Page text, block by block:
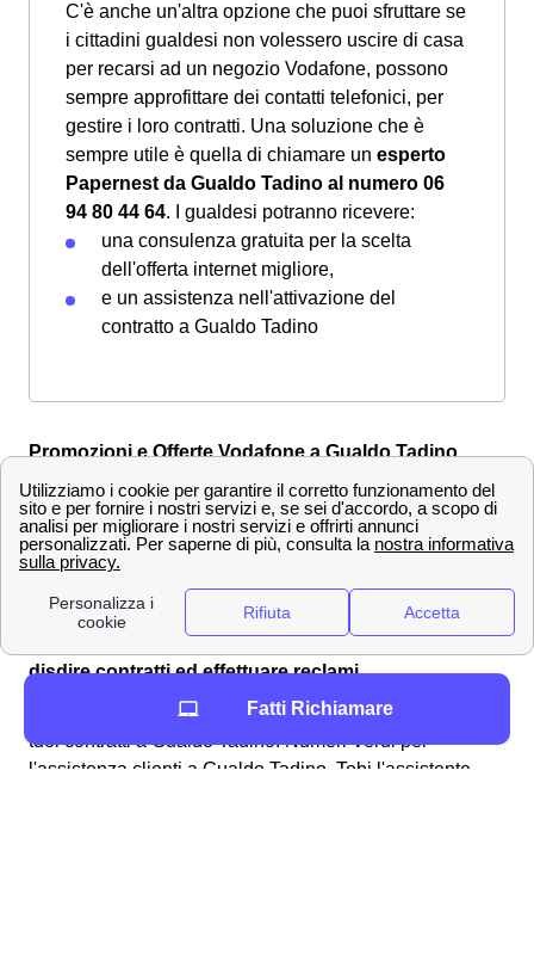
C'è anche un'altra opzione che puoi sfruttare se
i cittadini gualdesi non volessero uscire di casa
per recarsi ad un negozio Vodafone, possono
sempre approfittare dei contatti telefonici, per
gestire i loro contratti. Una soluzione che è
sempre utile è quella di chiamare un esperto
Papernest da Gualdo Tadino al numero 06
94 80 44 64. I gualdesi potranno ricevere:
una consulenza gratuita per la scelta
dell'offerta internet migliore,
e un assistenza nell'attivazione del
contratto a Gualdo Tadino
Promozioni e Offerte Vodafone a Gualdo Tadino
Confronta ed attiva le offerte Vodafone e le promozioni
internet casa, Wi-Fi e smartphone più convenienti sul
mercato a Gualdo Tadino.
Vodafone è presente a Gualdo Tadino?
Contatti Vodafone a Gualdo Tadino per attivare e
disdire contratti ed effettuare reclami
In seguito puoi trovare tutti i numeri Vodafone Utili per i
tuoi contratti a Gualdo Tadino. Numeri Verdi per
l'assistenza clienti a Gualdo Tadino, Tobi l'assistente
Fatti Richiamare